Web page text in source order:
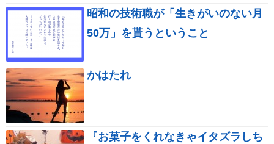
昭和の技術職が「生きがいのない月
50万」を貰うということ
かはたれ
『お菓子をくれなきゃイタズラしち